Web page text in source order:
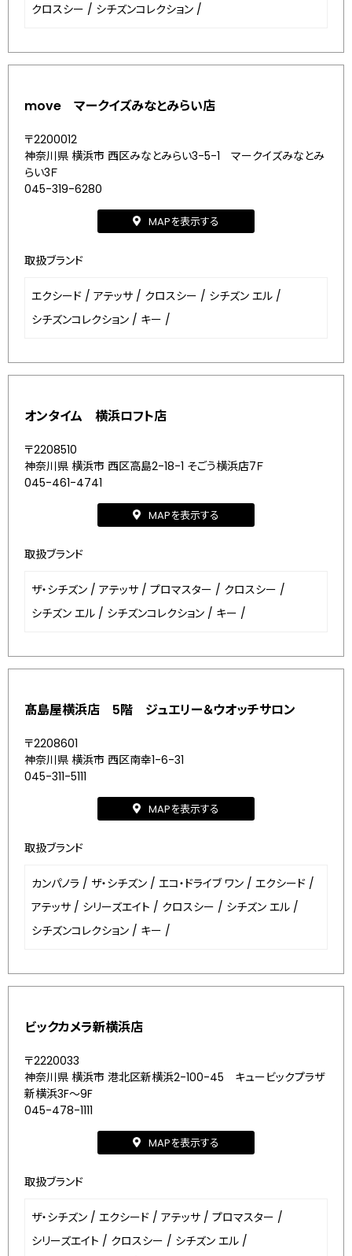
クロスシー / シチズンコレクション /
move マークイズみなとみらい店
〒2200012
神奈川県 横浜市 西区みなとみらい3-5-1 マークイズみなとみ
らい3Ｆ
045-319-6280
MAPを表示する
取扱ブランド
エクシード / アテッサ / クロスシー / シチズン エル /
シチズンコレクション / キー /
オンタイム 横浜ロフト店
〒2208510
神奈川県 横浜市 西区高島2-18-1 そごう横浜店7Ｆ
045-461-4741
MAPを表示する
取扱ブランド
ザ・シチズン / アテッサ / プロマスター / クロスシー /
シチズン エル / シチズンコレクション / キー /
髙島屋横浜店 5階 ジュエリー＆ウオッチサロン
〒2208601
神奈川県 横浜市 西区南幸1-6-31
045-311-5111
MAPを表示する
取扱ブランド
カンパノラ / ザ・シチズン / エコ・ドライブ ワン / エクシード /
アテッサ / シリーズエイト / クロスシー / シチズン エル /
シチズンコレクション / キー /
ビックカメラ新横浜店
〒2220033
神奈川県 横浜市 港北区新横浜2-100-45 キュービックプラザ
新横浜3F～9F
045-478-1111
MAPを表示する
取扱ブランド
ザ・シチズン / エクシード / アテッサ / プロマスター /
シリーズエイト / クロスシー / シチズン エル /